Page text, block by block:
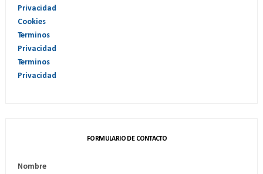
Privacidad
Cookies
Terminos
Privacidad
Terminos
Privacidad
FORMULARIO DE CONTACTO
Nombre